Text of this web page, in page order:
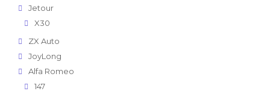
Jetour
X30
ZX Auto
JoyLong
Alfa Romeo
147